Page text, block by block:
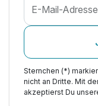
E-Mail-
Sternchen (*)
nicht an Dritte. Mit
akzeptierst Du